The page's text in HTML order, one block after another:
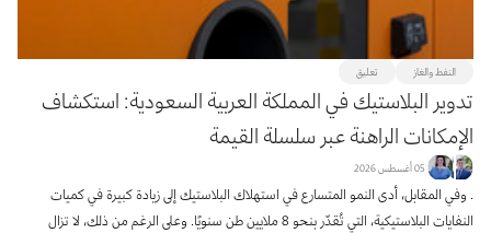
النفط والغاز تعليق
تدوير البلاستيك في المملكة العربية السعودية: استكشاف
الإمكانات الراهنة عبر سلسلة القيمة
05 أغسطس 2026
. وفي المقابل، أدى النمو المتسارع في استهلاك البلاستيك إلى زيادة كبيرة في كميات
النفايات البلاستيكية، التي تُقدّر بنحو 8 ملايين طن سنويًا. وعلى الرغم من ذلك، لا تزال